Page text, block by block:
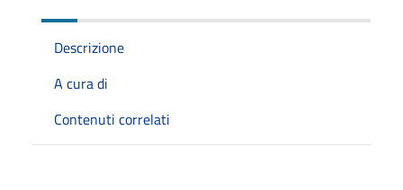
Descrizione
A cura di
Contenuti correlati